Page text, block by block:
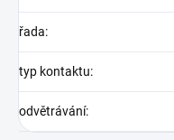
řada:
typ kontaktu:
odvětrávání: